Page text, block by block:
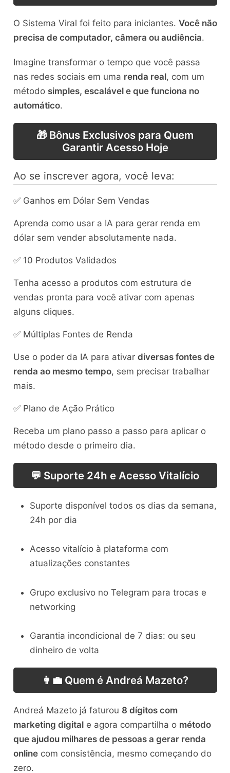
O Sistema Viral foi feito para iniciantes. Você não
precisa de computador, câmera ou audiência.
Imagine transformar o tempo que você passa
nas redes sociais em uma renda real, com um
método simples, escalável e que funciona no
automático.
🎁 Bônus Exclusivos para Quem
Garantir Acesso Hoje
Ao se inscrever agora, você leva:
✅ Ganhos em Dólar Sem Vendas
Aprenda como usar a IA para gerar renda em
dólar sem vender absolutamente nada.
✅ 10 Produtos Validados
Tenha acesso a produtos com estrutura de
vendas pronta para você ativar com apenas
alguns cliques.
✅ Múltiplas Fontes de Renda
Use o poder da IA para ativar diversas fontes de
renda ao mesmo tempo, sem precisar trabalhar
mais.
✅ Plano de Ação Prático
Receba um plano passo a passo para aplicar o
método desde o primeiro dia.
💬 Suporte 24h e Acesso Vitalício
Suporte disponível todos os dias da semana,
24h por dia
Acesso vitalício à plataforma com
atualizações constantes
Grupo exclusivo no Telegram para trocas e
networking
Garantia incondicional de 7 dias: ou seu
dinheiro de volta
👩‍💼 Quem é Andreá Mazeto?
Andreá Mazeto já faturou 8 dígitos com
marketing digitale agora compartilha o método
que ajudou milhares de pessoas a gerar renda
onlinecom consistência, mesmo começando do
zero.